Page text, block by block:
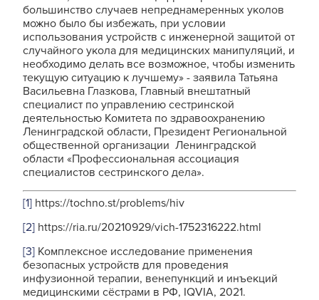
большинство случаев непреднамеренных уколов
можно было бы избежать, при условии
использования устройств с инженерной защитой от
случайного укола для медицинских манипуляций, и
необходимо делать все возможное, чтобы изменить
текущую ситуацию к лучшему» - заявила Татьяна
Васильевна Глазкова, Главный внештатный
специалист по управлению сестринской
деятельностью Комитета по здравоохранению
Ленинградской области, Президент Региональной
общественной организации Ленинградской
области «Профессиональная ассоциация
специалистов сестринского дела».
[1] https://tochno.st/problems/hiv
[2] https://ria.ru/20210929/vich-1752316222.html
[3] Комплексное исследование применения
безопасных устройств для проведения
инфузионной терапии, венепункций и инъекций
медицинскими сёстрами в РФ, IQVIA, 2021.